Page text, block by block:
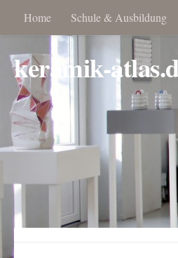
Home Schule & Ausbildung
keramik-